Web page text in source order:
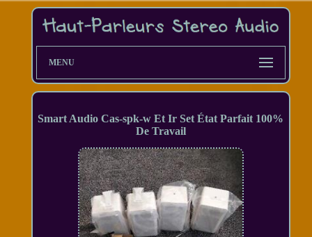
MENU
Smart Audio Cas-spk-w Et Ir Set État Parfait 100%
De Travail